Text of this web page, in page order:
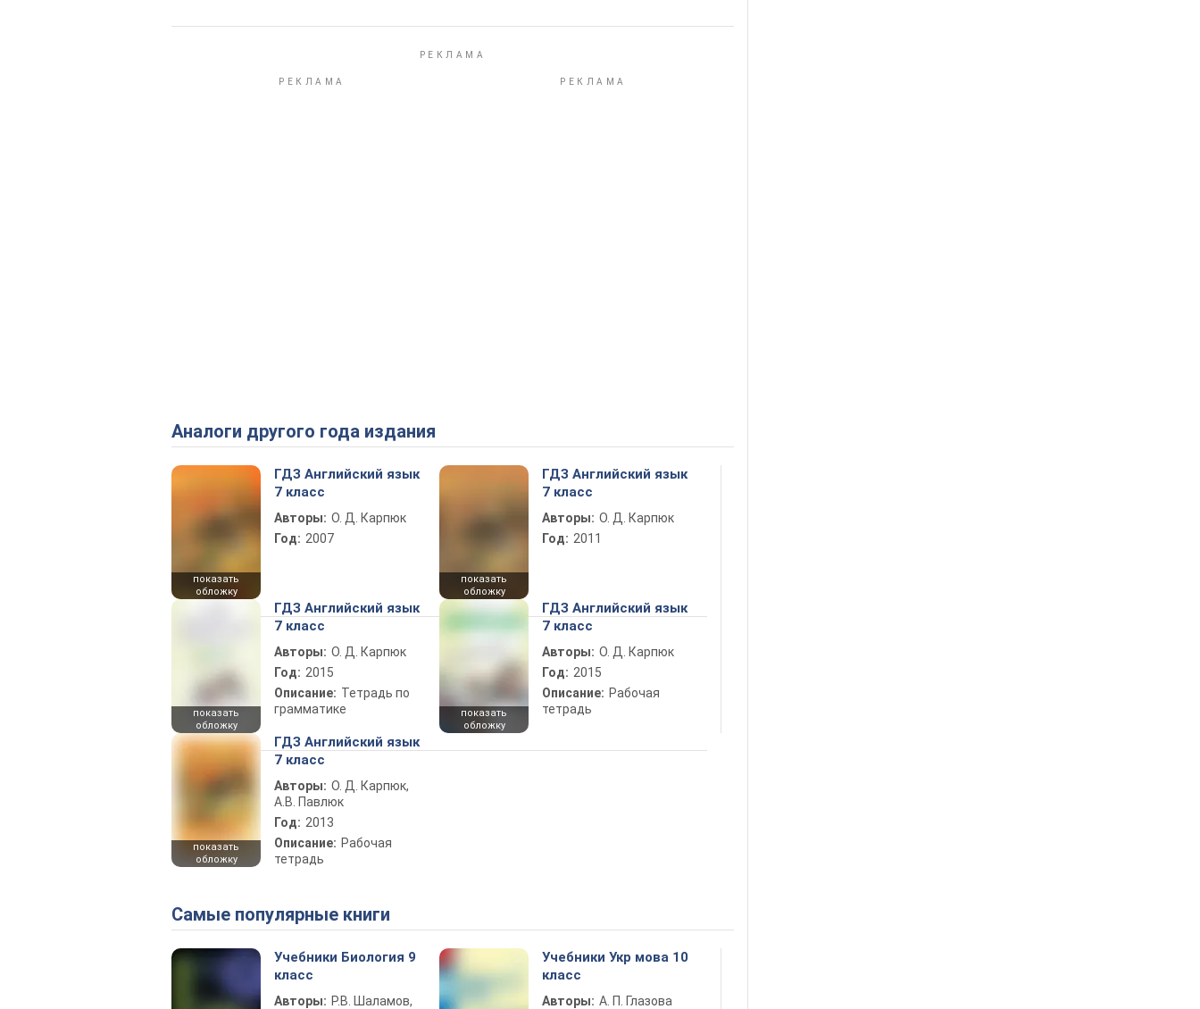
Аналоги другого года издания
показать
обложку
ГДЗ Английский язык
7 класс
Авторы: О. Д. Карпюк
Год: 2007
показать
обложку
ГДЗ Английский язык
7 класс
Авторы: О. Д. Карпюк
Год: 2011
показать
обложку
ГДЗ Английский язык
7 класс
Авторы: О. Д. Карпюк
Год: 2015
Описание: Тетрадь по
грамматике
показать
обложку
ГДЗ Английский язык
7 класс
Авторы: О. Д. Карпюк
Год: 2015
Описание: Рабочая
тетрадь
показать
обложку
ГДЗ Английский язык
7 класс
Авторы: О. Д. Карпюк,
А.В. Павлюк
Год: 2013
Описание: Рабочая
тетрадь
Самые популярные книги
Учебники Биология 9
класс
Авторы: Р.В. Шаламов,
Учебники Укр мова 10
класс
Авторы: А. П. Глазова